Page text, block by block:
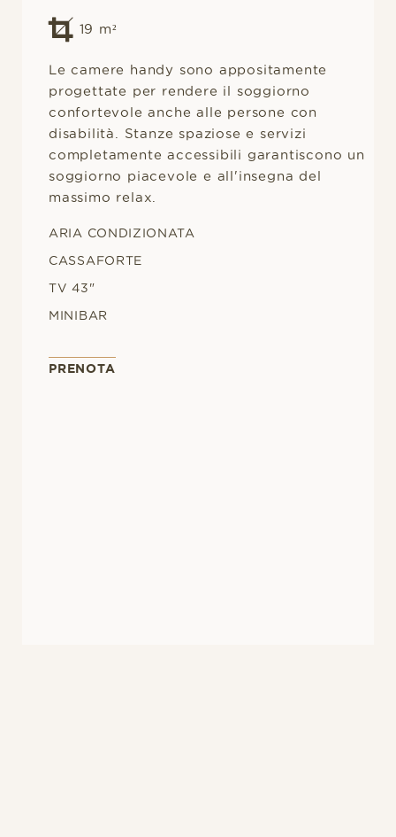
19 m²
Le camere handy sono appositamente
progettate per rendere il soggiorno
confortevole anche alle persone con
disabilità. Stanze spaziose e servizi
completamente accessibili garantiscono un
soggiorno piacevole e all'insegna del
massimo relax.
ARIA CONDIZIONATA
CASSAFORTE
TV 43"
MINIBAR
PRENOTA